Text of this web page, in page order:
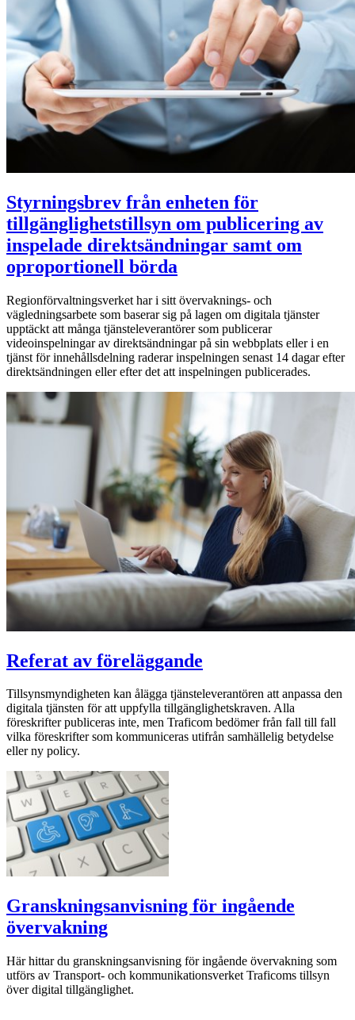
Styrningsbrev från enheten för
tillgänglighetstillsyn om publicering av
inspelade direktsändningar samt om
oproportionell börda
Regionförvaltningsverket har i sitt övervaknings- och
vägledningsarbete som baserar sig på lagen om digitala tjänster
upptäckt att många tjänsteleverantörer som publicerar
videoinspelningar av direktsändningar på sin webbplats eller i en
tjänst för innehållsdelning raderar inspelningen senast 14 dagar efter
direktsändningen eller efter det att inspelningen publicerades.
Referat av föreläggande
Tillsynsmyndigheten kan ålägga tjänsteleverantören att anpassa den
digitala tjänsten för att uppfylla tillgänglighetskraven. Alla
föreskrifter publiceras inte, men Traficom bedömer från fall till fall
vilka föreskrifter som kommuniceras utifrån samhällelig betydelse
eller ny policy.
Granskningsanvisning för ingående
övervakning
Här hittar du granskningsanvisning för ingående övervakning som
utförs av Transport- och kommunikationsverket Traficoms tillsyn
över digital tillgänglighet.